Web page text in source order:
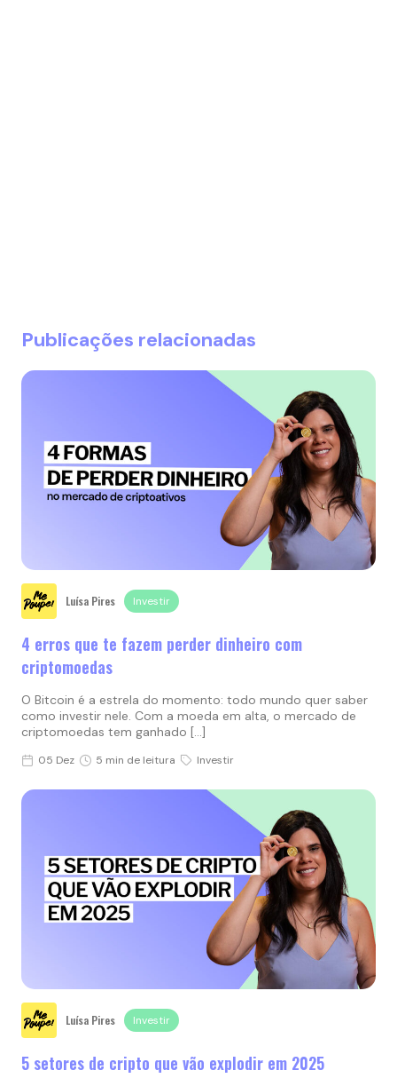
Publicações relacionadas
Luísa Pires Investir
4 erros que te fazem perder dinheiro com
criptomoedas
O Bitcoin é a estrela do momento: todo mundo quer saber
como investir nele. Com a moeda em alta, o mercado de
criptomoedas tem ganhado […]
05 Dez 5 min de leitura Investir
Luísa Pires Investir
5 setores de cripto que vão explodir em 2025